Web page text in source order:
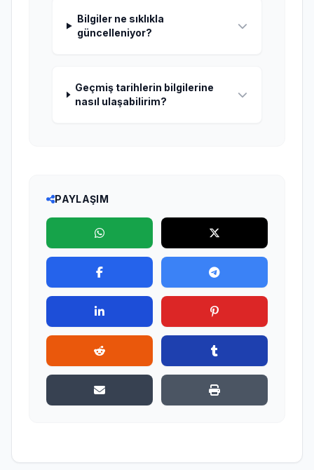
Bilgiler ne sıklıkla
güncelleniyor?
Geçmiş tarihlerin bilgilerine
nasıl ulaşabilirim?
PAYLAŞIM